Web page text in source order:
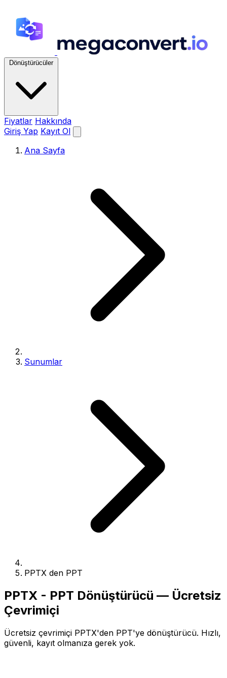
Dönüştürücüler
Fiyatlar Hakkında
Giriş Yap Kayıt Ol
Ana Sayfa
Sunumlar
PPTX den PPT
PPTX - PPT Dönüştürücü — Ücretsiz
Çevrimiçi
Ücretsiz çevrimiçi PPTX'den PPT'ye dönüştürücü. Hızlı,
güvenli, kayıt olmanıza gerek yok.